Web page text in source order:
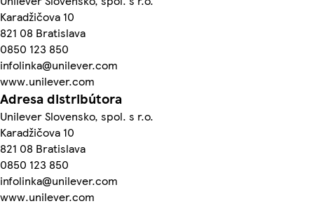
Karadžičova 10
821 08 Bratislava
0850 123 850
infolinka@unilever.com
www.unilever.com
Adresa distribútora
Unilever Slovensko, spol. s r.o.
Karadžičova 10
821 08 Bratislava
0850 123 850
infolinka@unilever.com
www.unilever.com